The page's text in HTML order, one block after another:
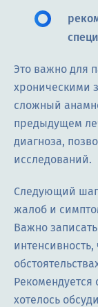
Это важно для
хроническими
сложный
предыдущем
диагноза,
исследований.
Следующий шаг
жалоб и
Важно
интенсивность,
хотелось